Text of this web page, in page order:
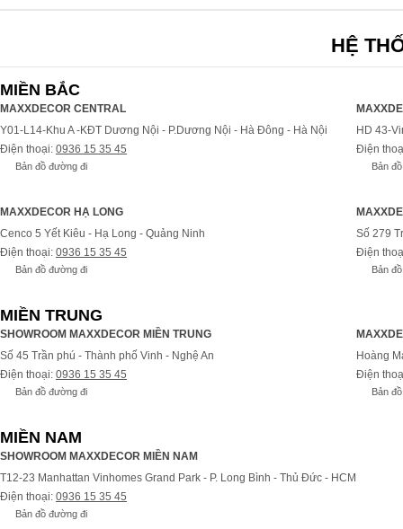
HỆ
MIỀN BẮC
MAXXDECOR CENTRAL
Y01-L14-Khu A -KĐT Dương Nội - P.Dương Nội - Hà Đông - Hà Nội
Điện thoại: 0936 15 35 45
Bản đồ đường đi
HD 43-
Điện
Bản
MAXXDECOR HẠ LONG
Cenco 5 Yết Kiêu - Hạ Long - Quảng Ninh
Điện thoại: 0936 15 35 45
Bản đồ đường đi
Số 279
Điện
Bản
MIỀN TRUNG
SHOWROOM MAXXDECOR MIỀN TRUNG
Số 45 Trần phú - Thành phố Vinh - Nghệ An
Điện thoại: 0936 15 35 45
Bản đồ đường đi
Hoàng
Điện
Bản
MIỀN NAM
SHOWROOM MAXXDECOR MIỀN NAM
T12-23 Manhattan Vinhomes Grand Park - P. Long Bình - Thủ Đức - HCM
Điện thoại: 0936 15 35 45
Bản đồ đường đi